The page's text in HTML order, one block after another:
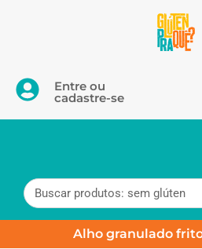
Entre ou
cadastre-se
Alho granulado